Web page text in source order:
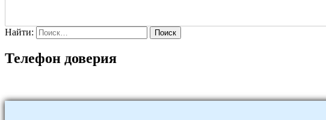
Найти: Поиск
Телефон доверия